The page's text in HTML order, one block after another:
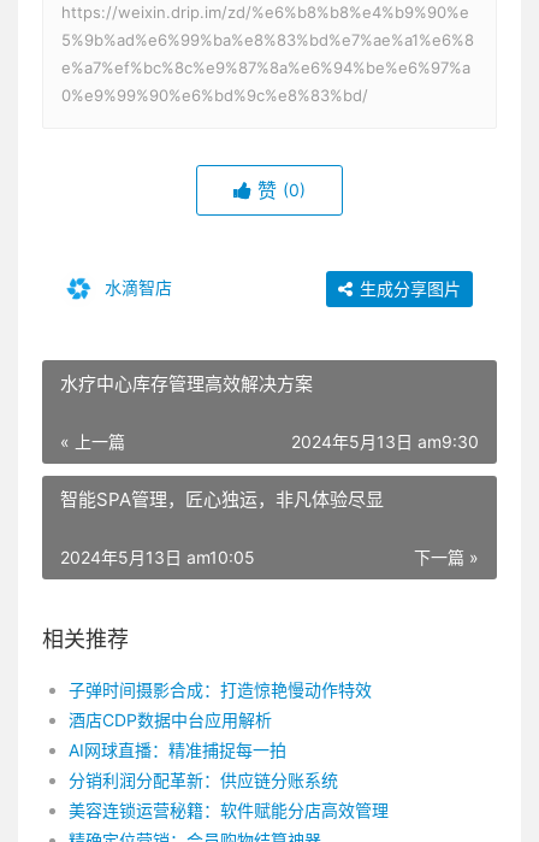
https://weixin.drip.im/zd/%e6%b8%b8%e4%b9%90%e
5%9b%ad%e6%99%ba%e8%83%bd%e7%ae%a1%e6%8
e%a7%ef%bc%8c%e9%87%8a%e6%94%be%e6%97%a
0%e9%99%90%e6%bd%9c%e8%83%bd/
赞 (0)
水滴智店 生成分享图片
水疗中心库存管理高效解决方案
« 上一篇 2024年5月13日 am9:30
智能SPA管理，匠心独运，非凡体验尽显
下一篇 »
2024年5月13日 am10:05
相关推荐
子弹时间摄影合成：打造惊艳慢动作特效
酒店CDP数据中台应用解析
AI网球直播：精准捕捉每一拍
分销利润分配革新：供应链分账系统
美容连锁运营秘籍：软件赋能分店高效管理